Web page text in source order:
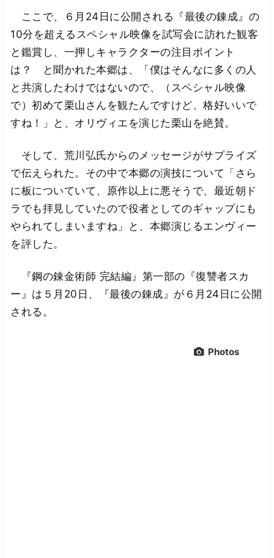
ここで、６月24日に公開される『最後の錬成』の
10分を超えるスペシャル映像を試写会に訪れた観客
と鑑賞し、一押しキャラクターの注目ポイント
は？ と聞かれた本郷は、「僕はそんなに多くの人
と共演したわけではないので、（スペシャル映像
で）初めて栗山さんを観たんですけど、格好いいで
すね！」と、オリヴィエを演じた栗山を絶賛。
そして、荒川弘氏からのメッセージがサプライズ
で伝えられた。その中で本郷の演技について「さら
に板についていて、原作以上に悪そうで、最近朝ド
ラでも拝見していたので役者としてのギャップにも
やられてしまいますね」と、本郷演じるエンヴィー
を評した。
『鋼の錬金術師 完結編』第一部の『復讐者スカ
ー』は５月20日、『最後の錬成』が６月24日に公開
される。
Photos